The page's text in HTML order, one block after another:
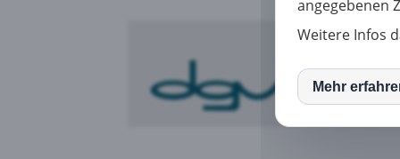
angegebenen
Weitere Infos
Mehr